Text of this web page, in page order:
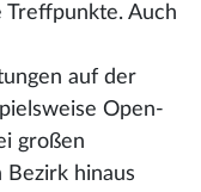
Treffpunkte. Auch
auf der
Open-
großen
hinaus